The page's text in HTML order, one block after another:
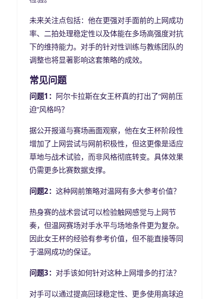
未来关注点包括：他在更强对手面前的上网成功
率、二拍处理稳定性以及体能在多场高强度对抗
下的维持能力。对手的针对性训练与教练团队的
调整也将显著影响这套策略的成效。
常见问题
问题1： 阿尔卡拉斯在女王杯真的打出了“网前压
迫”风格吗？
据公开报道与赛场画面观察，他在女王杯阶段性
增加了上网尝试与网前积极性，但这更像是适应
草地与战术试验，而非风格彻底转变。具体效果
仍需更多比赛数据支撑。
问题2： 这种网前策略对温网有多大参考价值？
热身赛的战术尝试可以检验触网感觉与上网节
奏，但温网赛场对手水平与场地条件更为复杂。
因此女王杯的经验有参考价值，但不能直接等同
于温网成功的保证。
问题3： 对手该如何针对这种上网增多的打法？
对手可以通过提高回球稳定性、更多使用高球迫